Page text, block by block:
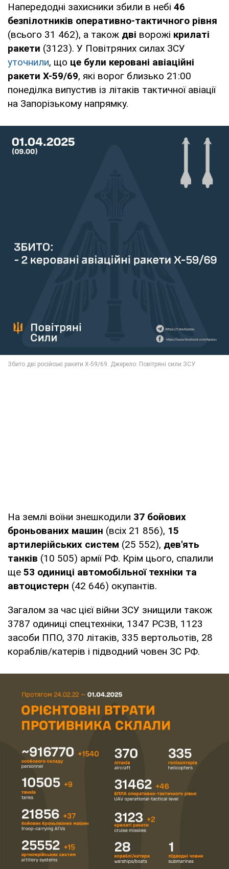
Напередодні захисники збили в небі 46
безпілотників оперативно-тактичного рівня
(всього 31 462), а також дві ворожі крилаті
ракети (3123). У Повітряних силах ЗСУ
уточнили, що це були керовані авіаційні
ракети Х-59/69, які ворог близько 21:00
понеділка випустив із літаків тактичної авіації
на Запорізькому напрямку.
На землі воїни знешкодили 37 бойових
броньованих машин (всіх 21 856), 15
артилерійських систем (25 552), дев'ять
танків (10 505) армії РФ. Крім цього, спалили
ще 53 одиниці автомобільної техніки та
автоцистерн (42 646) окупантів.
Загалом за час цієї війни ЗСУ знищили також
3787 одиниці спецтехніки, 1347 РСЗВ, 1123
засоби ППО, 370 літаків, 335 вертольотів, 28
кораблів/катерів і підводний човен ЗС РФ.